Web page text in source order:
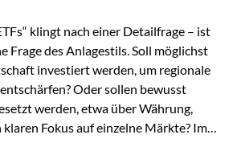
klingt nach einer Detailfrage – ist
Frage des Anlagestils. Soll möglichst
investiert werden, um regionale
Oder sollen bewusst
werden, etwa über Währung,
Fokus auf einzelne Märkte? Im